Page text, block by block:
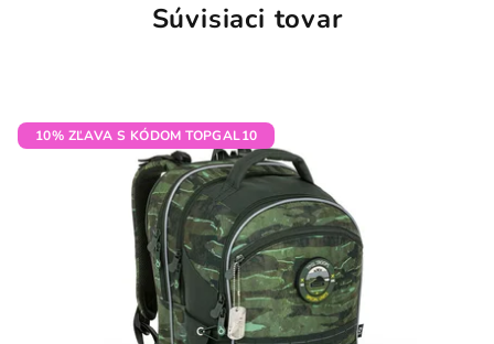
Súvisiaci tovar
10% ZĽAVA S KÓDOM TOPGAL10